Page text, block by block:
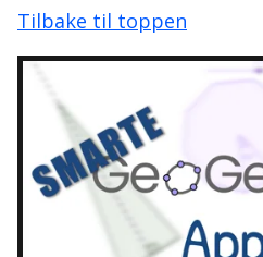
Tilbake til toppen